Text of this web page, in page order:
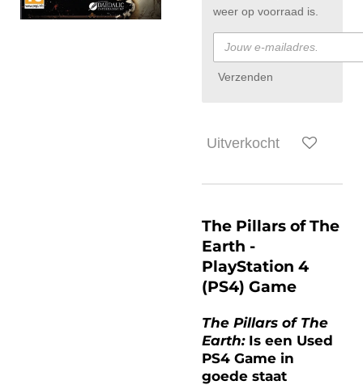
weer op voorraad is.
Verzenden
Uitverkocht
The Pillars of The
Earth -
PlayStation 4
(PS4) Game
The Pillars of The
Earth: Is een Used
PS4 Game in
goede staat